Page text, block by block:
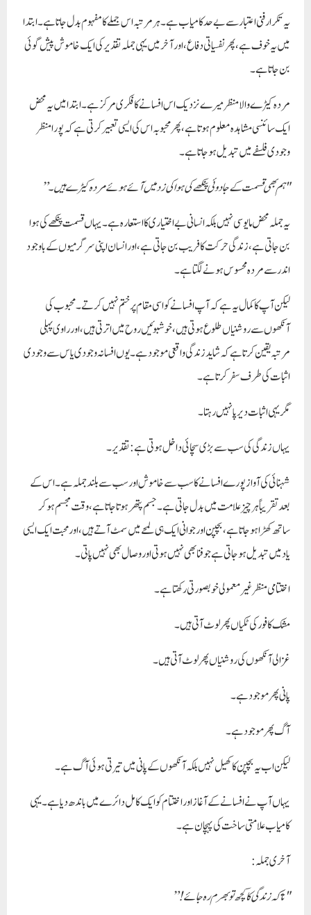
یہ تکرار فنی اعتبار سے بے حد کامیاب ہے۔ ہر مرتبہ اس جملے کا مفہوم بدل جاتا ہے۔ ابتدا
میں یہ خوف ہے، پھر نفسیاتی دفاع، اور آخر میں یہی جملہ تقدیر کی ایک خاموش پیش گوئی
بن جاتا ہے۔
مردہ کیڑے والا منظر میرے نزدیک اس افسانے کا فکری مرکز ہے۔ ابتدا میں یہ محض
ایک سائنسی مشاہدہ معلوم ہوتا ہے، پھر محبوبہ اس کی ایسی تعبیر کرتی ہے کہ پورا منظر
وجودی فلسفے میں تبدیل ہو جاتا ہے۔
"ہم بھی قسمت کے جادوئی پنکھے کی ہوا کی زد میں آئے ہوئے مردہ کیڑے ہیں۔”
یہ جملہ محض مایوسی نہیں بلکہ انسانی بے اختیاری کا استعارہ ہے۔ یہاں قسمت پنکھے کی ہوا
بن جاتی ہے، زندگی حرکت کا فریب بن جاتی ہے، اور انسان اپنی سرگرمیوں کے باوجود
اندر سے مردہ محسوس ہونے لگتا ہے۔
لیکن آپ کا کمال یہ ہے کہ آپ افسانے کو اسی مقام پر ختم نہیں کرتے۔ محبوب کی
آنکھوں سے روشنیاں طلوع ہوتی ہیں، خوشبوئیں روح میں اترتی ہیں، اور راوی پہلی
مرتبہ یقین کرتا ہے کہ شاید زندگی واقعی موجود ہے۔ یوں افسانہ وجودی یاس سے وجودی
اثبات کی طرف سفر کرتا ہے۔
مگر یہی اثبات دیرپا نہیں رہتا۔
یہاں زندگی کی سب سے بڑی سچائی داخل ہوتی ہے:تقدیر۔
شہنائی کی آواز پورے افسانے کا سب سے خاموش اور سب سے بلند جملہ ہے۔ اس کے
بعد تقریباً ہر چیز علامت میں بدل جاتی ہے۔ جسم پتھر ہوتا جاتا ہے، وقت مجسم ہو کر
ساتھ کھڑا ہو جاتا ہے، بچپن اور جوانی ایک ہی لمحے میں سمٹ آتے ہیں، اور محبت ایک ایسی
یاد میں تبدیل ہو جاتی ہے جو فنا بھی نہیں ہوتی اور وصال بھی نہیں پاتی۔
اختتامی منظر غیر معمولی خوبصورتی رکھتا ہے۔
مشک کافور کی ٹکیاں پھر لوٹ آتی ہیں۔
غزالی آنکھوں کی روشنیاں پھر لوٹ آتی ہیں۔
پانی پھر موجود ہے۔
آگ پھر موجود ہے۔
لیکن اب یہ بچپن کا کھیل نہیں بلکہ آنکھوں کے پانی میں تیرتی ہوئی آگ ہے۔
یہاں آپ نے افسانے کے آغاز اور اختتام کو ایک کامل دائرے میں باندھ دیا ہے۔ یہی
کامیاب علامتی ساخت کی پہچان ہے۔
آخری جملہ:
"تاکہ زندگی کا کچھ تو بھرم رہ جائے!”